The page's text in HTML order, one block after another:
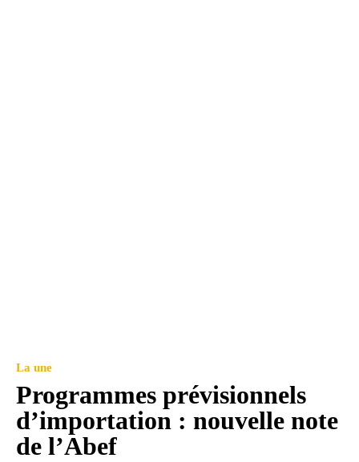
La une
Programmes prévisionnels
d’importation : nouvelle note
de l’Abef